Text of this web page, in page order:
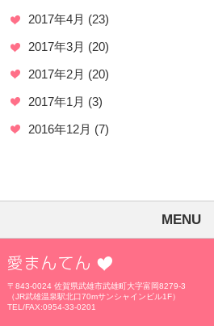
2017年4月 (23)
2017年3月 (20)
2017年2月 (20)
2017年1月 (3)
2016年12月 (7)
MENU
愛まんてん
〒843-0024 佐賀県武雄市武雄町大字富岡8279-3
（JR武雄温泉駅北口70mサンシャインビル1F）
TEL/FAX:0954-33-0201